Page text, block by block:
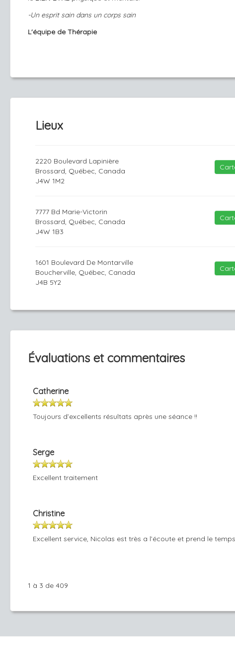
-Un esprit sain dans un corps sain
L'équipe de Thérapie
Lieux
2220 Boulevard Lapinière
Brossard, Québec, Canada
J4W 1M2
7777 Bd Marie-Victorin
Brossard, Québec, Canada
J4W 1B3
1601 Boulevard De Montarville
Boucherville, Québec, Canada
J4B 5Y2
Évaluations et commentaires
Catherine
Toujours d’excellents résultats après une séance !!
Serge
Excellent traitement
Christine
Excellent service, Nicolas est très a l’écoute et prend le
1 à 3 de 409